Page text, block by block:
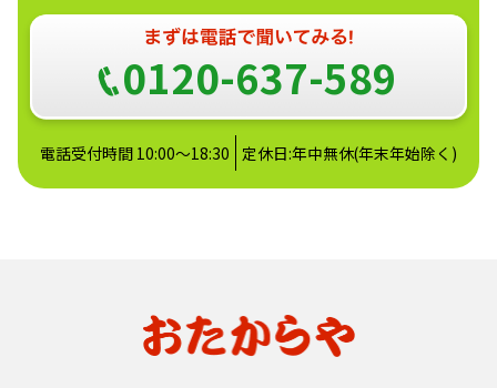
0120-637-589
電話受付時間 10:00～18:30 定休日:年中無休(年末年始除く)